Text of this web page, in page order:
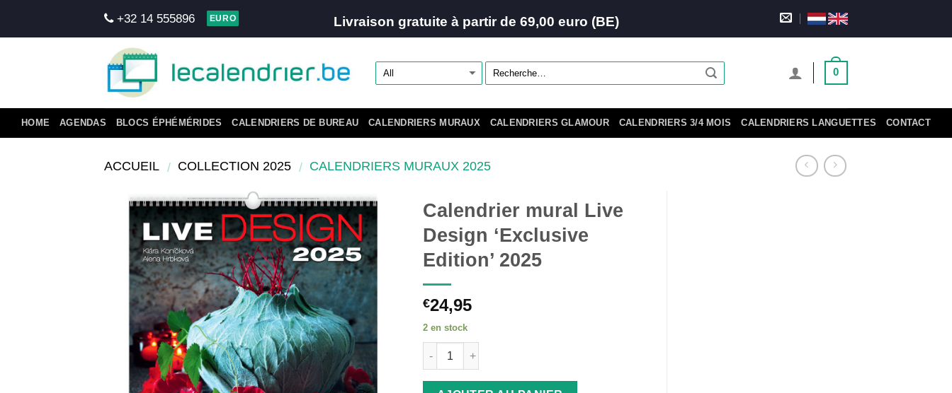
+32 14 555896 EURO Livraison gratuite à partir de 69,00 euro (BE)
0
HOME AGENDAS BLOCS ÉPHÉMÉRIDES CALENDRIERS DE BUREAU CALENDRIERS MURAUX CALENDRIERS GLAMOUR CALENDRIERS 3/4 MOIS CALENDRIERS LANGUETTES CONTACT
ACCUEIL / COLLECTION 2025 / CALENDRIERS MURAUX 2025
Calendrier mural Live
Design ‘Exclusive
Edition’ 2025
€24,95
2 en stock